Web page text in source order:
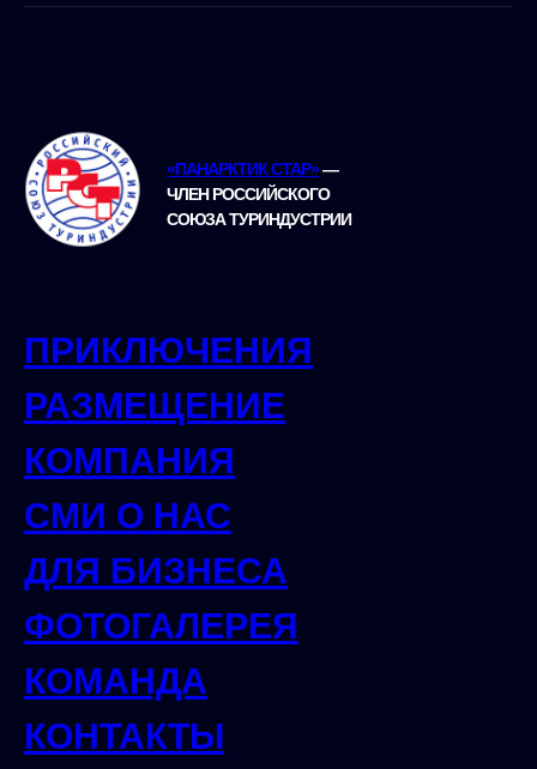
«ПАНАРКТИК СТАР»—
ЧЛЕН РОССИЙСКОГО
СОЮЗА ТУРИНДУСТРИИ
ПРИКЛЮЧЕНИЯ
РАЗМЕЩЕНИЕ
КОМПАНИЯ
СМИ О НАС
ДЛЯ БИЗНЕСА
ФОТОГАЛЕРЕЯ
КОМАНДА
КОНТАКТЫ